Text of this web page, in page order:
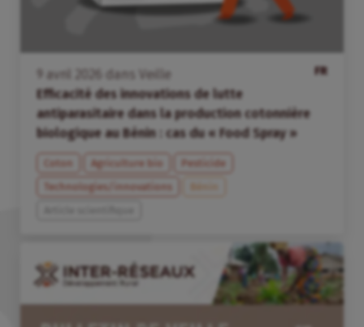
FR
avril dans
Veille
Efficacité des innovations de lutte
antiparasitaire dans la production cotonnière
biologique au Bénin : cas du « Food Spray »
Coton Agriculture bio
Pesticide
Technologies/innovations